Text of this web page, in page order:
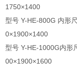
1750×1400
型号 Y-HE-800G 内形
0×1900×1400
型号 Y-HE-1000G内形
00×1900×1600